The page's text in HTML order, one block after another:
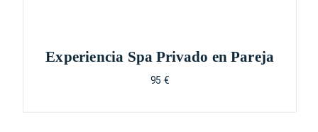
Experiencia Spa Privado en Pareja
95 €